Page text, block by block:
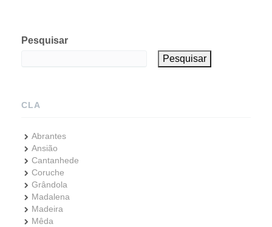
Pesquisar
Pesquisar
CLA
Abrantes
Ansião
Cantanhede
Coruche
Grândola
Madalena
Madeira
Mêda